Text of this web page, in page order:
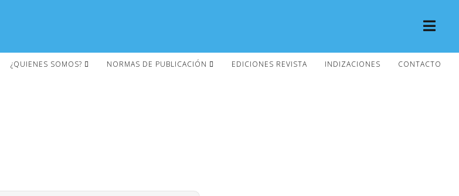
¿QUIENES SOMOS? NORMAS DE PUBLICACIÓN EDICIONES REVISTA INDIZACIONES CONTACTO